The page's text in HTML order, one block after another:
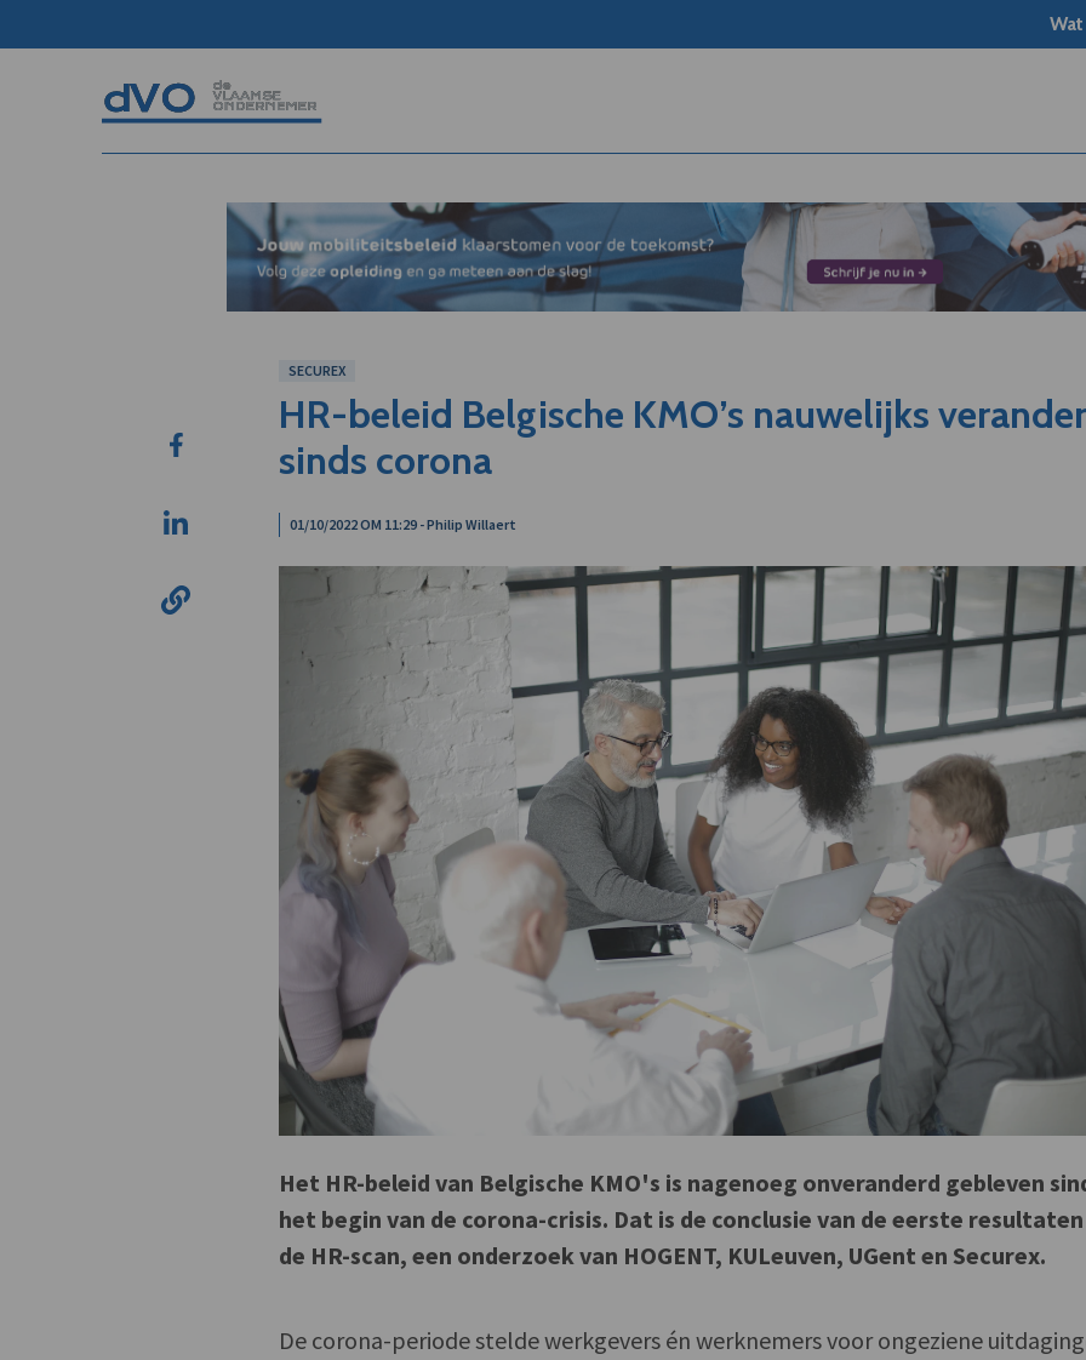
SECUREX
HR-beleid Belgische KMO’s nauwelijks
sinds corona
01/10/2022 OM 11:29 - Philip Willaert
Het HR-beleid van Belgische KMO's is nagenoeg onveranderd gebleven
het begin van de corona-crisis. Dat is de conclusie van de eerste
de HR-scan, een onderzoek van HOGENT, KULeuven, UGent en Securex.
De corona-periode stelde werkgevers én werknemers voor ongeziene